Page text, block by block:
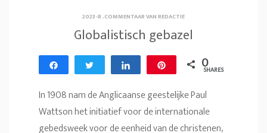
2023-R.COMMENTAAR VAN REDACTIE
Globalistisch gebazel
Share Tweet Share 0
SHARES
In 1908 nam de Anglicaanse geestelijke Paul
Wattson het initiatief voor de internationale
gebedsweek voor de eenheid van de christenen,